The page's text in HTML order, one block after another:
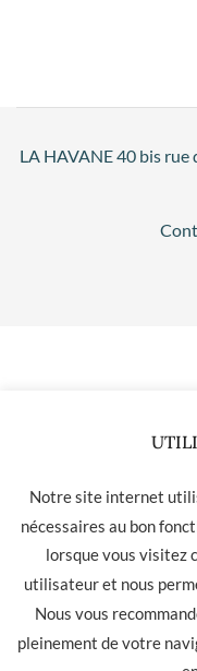
LA HAVANE 40 bis rue
Notre site internet
nécessaires au bon
lorsque vous visitez
utilisateur et nous
Nous vous
pleinement de votre